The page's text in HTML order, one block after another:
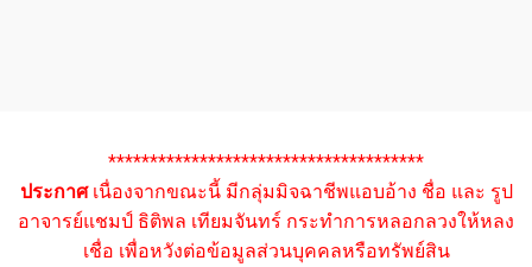
**************************************
ประกาศเนื่องจากขณะนี้ มีกลุ่มมิจฉาชีพแอบอ้าง ชื่อ และ รูป
อาจารย์แชมป์ ธิติพล เทียมจันทร์ กระทำการหลอกลวงให้หลง
เชื่อ เพื่อหวังต่อข้อมูลส่วนบุคคลหรือทรัพย์สิน